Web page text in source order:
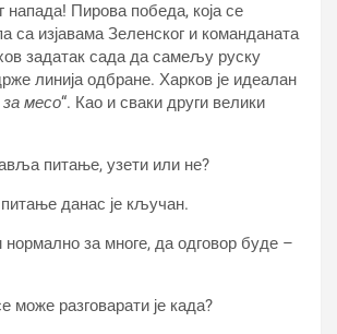
напада! Пирова победа, која се
са изјавама Зеленског и команданата
задатак сада да самељу руску
линија одбране. Харков је идеалан
месо“. Као и сваки други велики
питање, узети или не?
данас је кључан.
за многе, да одговор буде –
може разговарати је када?